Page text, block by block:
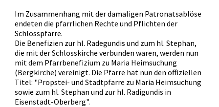
Im Zusammenhang mit der damaligen Patronatsablöse
endeten die pfarrlichen Rechte und Pflichten der
Schlosspfarre.
Die Benefizien zur hl. Radegundis und zum hl. Stephan,
die mit der Schlosskirche verbunden waren, werden nun
mit dem Pfarrbenefizium zu Maria Heimsuchung
(Bergkirche) vereinigt. Die Pfarre hat nun den offiziellen
Titel: "Propstei- und Stadtpfarre zu Maria Heimsuchung
sowie zum hl. Stephan und zur hl. Radigundis in
Eisenstadt-Oberberg".